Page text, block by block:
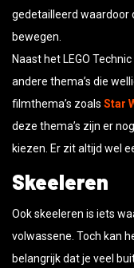
gedetailleerd waardoor
bewegen.
Naast het LEGO
andere thema’s die
filmthema’s zoals Star
deze thema’s zijn er
kiezen. Er zit altijd wel
Skeeleren
Ook skeeleren is iets
volwassene. Toch kan
belangrijk dat je veel